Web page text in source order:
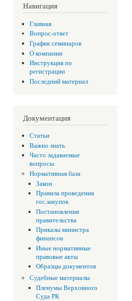
Навигация
Главная
Вопрос-ответ
График семинаров
О компании
Инструкция по
регистрации
Последний материал
Документация
Статьи
Важно знать
Часто задаваемые
вопросы
Нормативная база
Закон
Правила проведения
гос.закупок
Постановления
правительства
Приказы министра
финансов
Иные нормативные
правовые акты
Образцы документов
Судебные материалы
Пленумы Верховного
Суда РК